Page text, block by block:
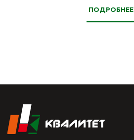
ПОДРОБНЕЕ